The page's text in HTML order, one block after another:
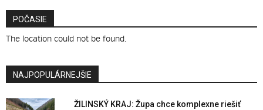
POČASIE
The location could not be found.
NAJPOPULÁRNEJŠIE
ŽILINSKÝ KRAJ: Župa chce komplexne riešiť